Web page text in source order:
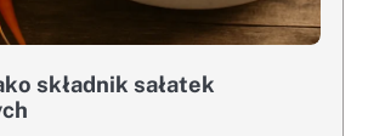
składnik sałatek